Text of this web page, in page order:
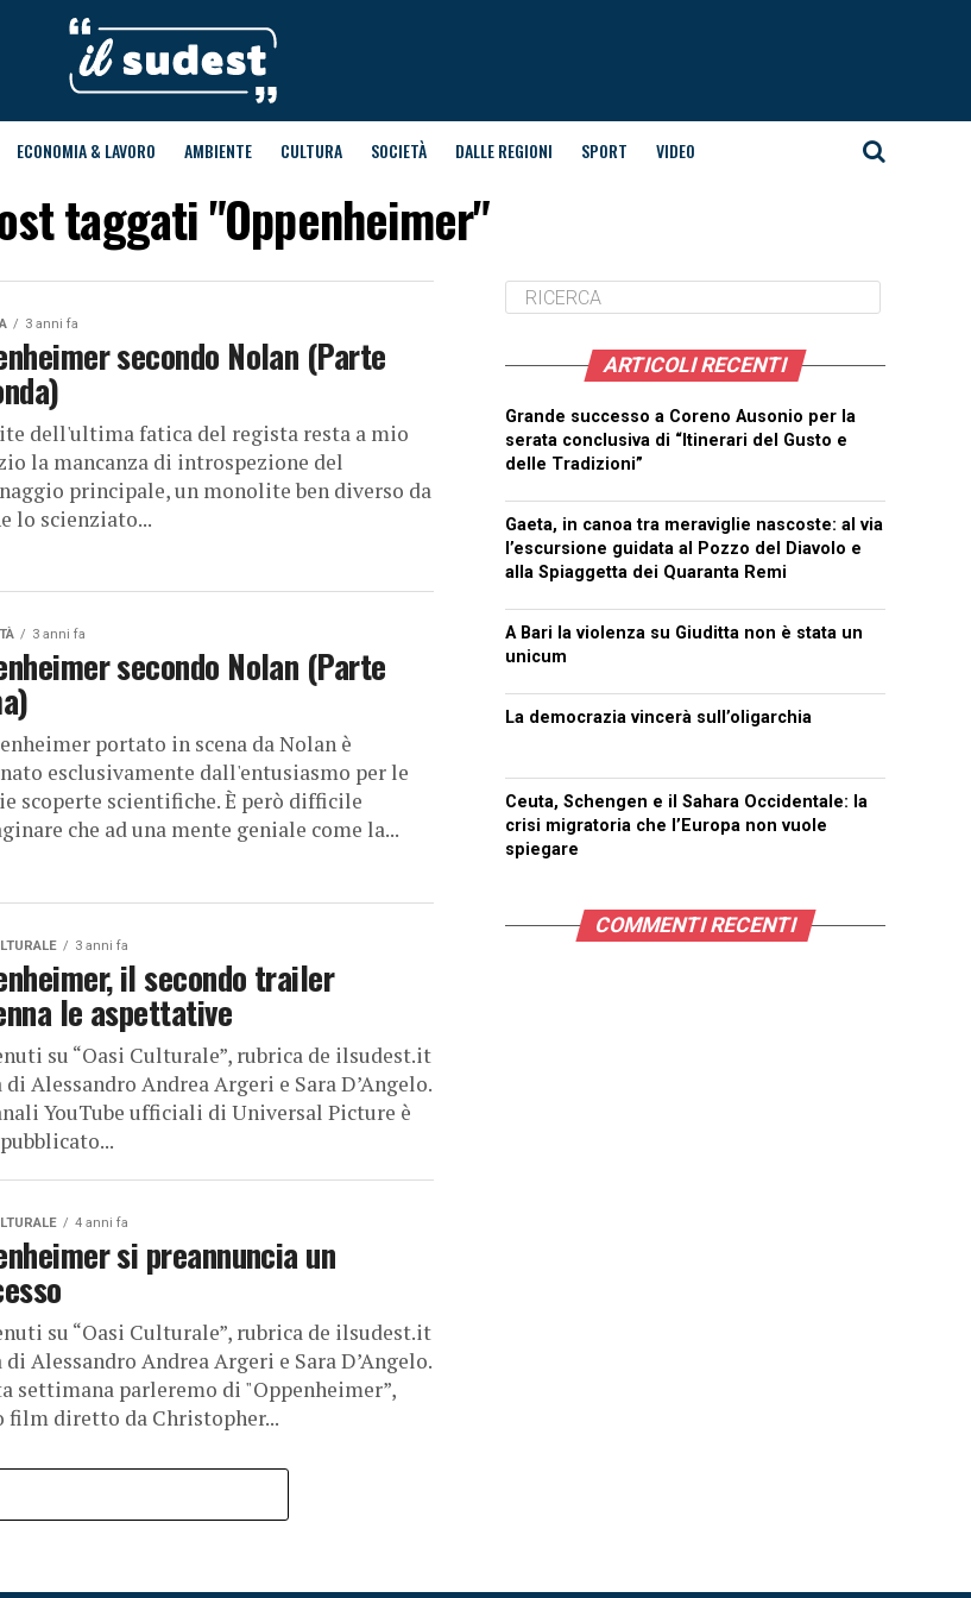
ECONOMIA & LAVORO AMBIENTE CULTURA SOCIETÀ DALLE REGIONI SPORT VIDEO
taggati "Oppenheimer"
3 anni fa
secondo Nolan (Parte
dell'ultima fatica del regista resta a mio
la mancanza di introspezione del
principale, un monolite ben diverso da
lo scienziato...
3 anni fa
secondo Nolan (Parte
portato in scena da Nolan è
esclusivamente dall'entusiasmo per le
scoperte scientifiche. È però difficile
che ad una mente geniale come la...
3 anni fa
il secondo trailer
le aspettative
su “Oasi Culturale”, rubrica de ilsudest.it
di Alessandro Andrea Argeri e Sara D’Angelo.
YouTube ufficiali di Universal Picture è
4 anni fa
si preannuncia un
su “Oasi Culturale”, rubrica de ilsudest.it
di Alessandro Andrea Argeri e Sara D’Angelo.
settimana parleremo di "Oppenheimer”,
film diretto da Christopher...
ARTICOLI RECENTI
Grande successo a Coreno Ausonio per la
serata conclusiva di “Itinerari del Gusto e
delle Tradizioni”
Gaeta, in canoa tra meraviglie nascoste: al via
l’escursione guidata al Pozzo del Diavolo e
alla Spiaggetta dei Quaranta Remi
A Bari la violenza su Giuditta non è stata un
unicum
La democrazia vincerà sull’oligarchia
Ceuta, Schengen e il Sahara Occidentale: la
crisi migratoria che l’Europa non vuole
spiegare
COMMENTI RECENTI